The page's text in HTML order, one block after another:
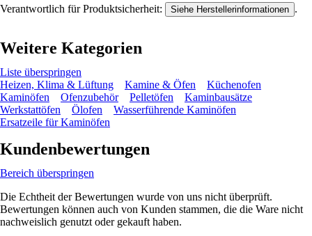
Verantwortlich für Produktsicherheit: Siehe Herstellerinformationen .
Weitere Kategorien
Liste überspringen
Heizen, Klima & Lüftung
Kamine & Öfen
Küchenofen
Kaminöfen
Ofenzubehör Pelletöfen
Kaminbausätze
Werkstattöfen
Ölofen
Wasserführende Kaminöfen
Ersatzeile für Kaminöfen
Kundenbewertungen
Bereich überspringen
Die Echtheit der Bewertungen wurde von uns nicht überprüft.
Bewertungen können auch von Kunden stammen, die die Ware nicht
nachweislich genutzt oder gekauft haben.